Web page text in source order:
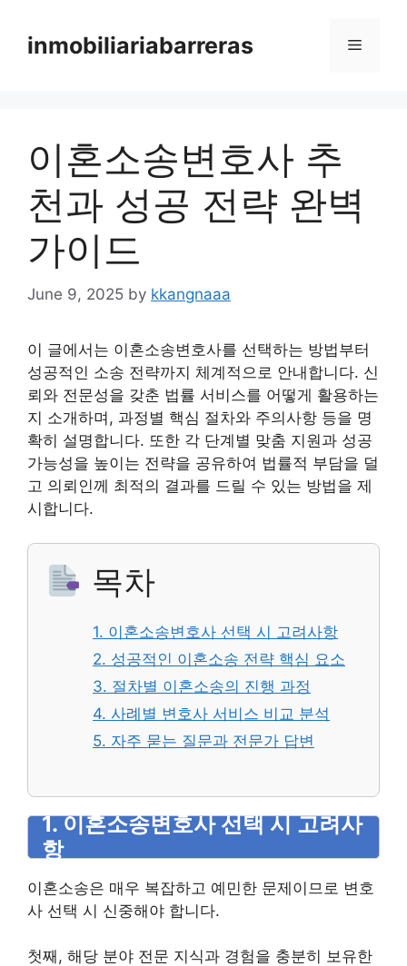
contentinmobiliariabarreras Menu
이혼소송변호사 추
천과 성공 전략 완벽
가이드
June 9, 2025 by kkangnaaa
이 글에서는 이혼소송변호사를 선택하는 방법부터
성공적인 소송 전략까지 체계적으로 안내합니다. 신
뢰와 전문성을 갖춘 법률 서비스를 어떻게 활용하는
지 소개하며, 과정별 핵심 절차와 주의사항 등을 명
확히 설명합니다. 또한 각 단계별 맞춤 지원과 성공
가능성을 높이는 전략을 공유하여 법률적 부담을 덜
고 의뢰인께 최적의 결과를 드릴 수 있는 방법을 제
시합니다.
목차
1. 이혼소송변호사 선택 시 고려사항
2. 성공적인 이혼소송 전략 핵심 요소
3. 절차별 이혼소송의 진행 과정
4. 사례별 변호사 서비스 비교 분석
5. 자주 묻는 질문과 전문가 답변
1. 이혼소송변호사 선택 시 고려사
항
이혼소송은 매우 복잡하고 예민한 문제이므로 변호
사 선택 시 신중해야 합니다.
첫째, 해당 분야 전문 지식과 경험을 충분히 보유한